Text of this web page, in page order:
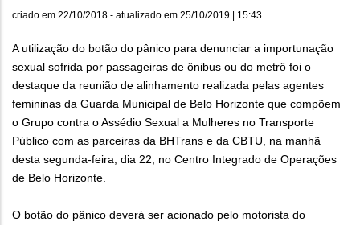
criado em 22/10/2018 - atualizado em 25/10/2019 | 15:43
A utilização do botão do pânico para denunciar a importunação
sexual sofrida por passageiras de ônibus ou do metrô foi o
destaque da reunião de alinhamento realizada pelas agentes
femininas da Guarda Municipal de Belo Horizonte que compõem
o Grupo contra o Assédio Sexual a Mulheres no Transporte
Público com as parceiras da BHTrans e da CBTU, na manhã
desta segunda-feira, dia 22, no Centro Integrado de Operações
de Belo Horizonte.
O botão do pânico deverá ser acionado pelo motorista do